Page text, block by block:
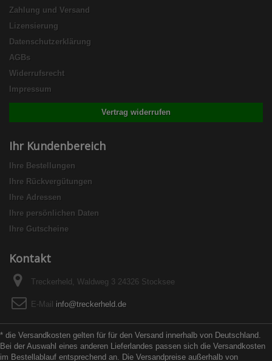
Zahlung und Versand
Lizensierung
Datenschutzerklärung
AGBs
Widerrufsrecht
Impressum
Vertrag widerrufen
Ihr Kundenbereich
Ihre Bestellungen
Ihre Rückvergütungen
Ihre Adressen
Ihre persönlichen Daten
Ihre Gutscheine
Kontakt
Treckerheld, Waldweg 3 24326 Stocksee
E-Mail info@treckerheld.de
* die Versandkosten gelten für für den Versand innerhalb von Deutschland.
Bei der Auswahl eines anderen Lieferlandes passen sich die Versandkosten
im Bestellablauf entsprechend an. Die Versandpreise außerhalb von